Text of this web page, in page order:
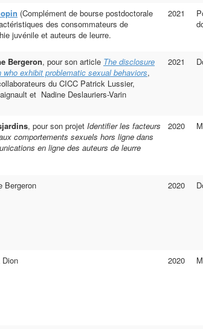
(Complément de bourse postdoctorale
des consommateurs de
juvénile et auteurs de leurre.
2021
Bergeron, pour son article The disclosure
who exhibit problematic sexual behaviors,
du CICC Patrick Lussier,
et Nadine Deslauriers-Varin
2021
, pour son projet Identifier les facteurs
comportements sexuels hors ligne dans
en ligne des auteurs de leurre
2020
Bergeron 2020
Dion 2020